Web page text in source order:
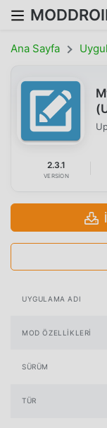
Ana Sayfa
2.3.1
VERSION
UYGULAMA ADI
MOD ÖZELLIKLERI
SÜRÜM
TÜR